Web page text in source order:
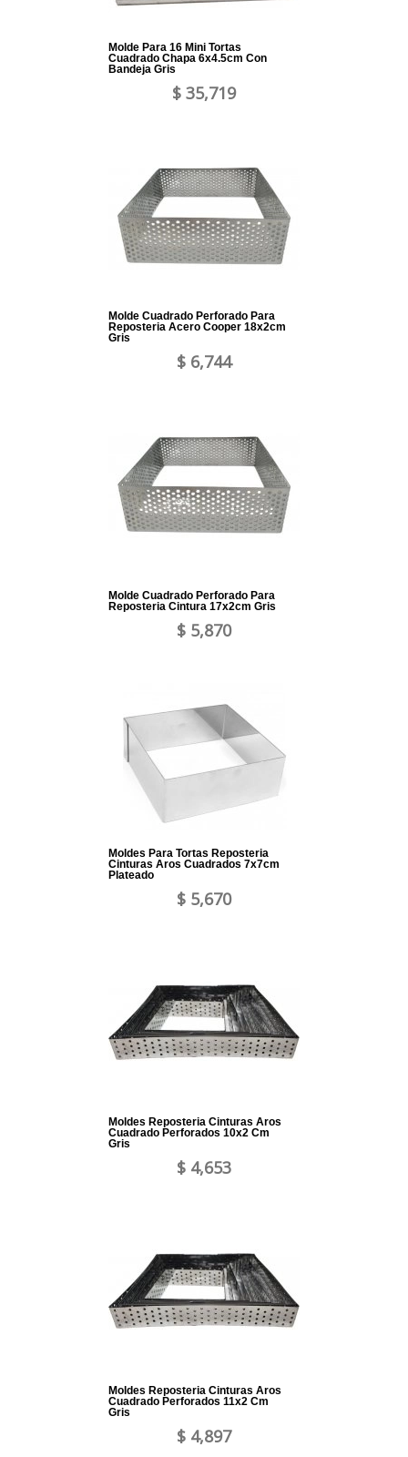
Molde Para 16 Mini Tortas
Cuadrado Chapa 6x4.5cm Con
Bandeja Gris
$ 35,719
Molde Cuadrado Perforado Para
Reposteria Acero Cooper 18x2cm
Gris
$ 6,744
Molde Cuadrado Perforado Para
Reposteria Cintura 17x2cm Gris
$ 5,870
Moldes Para Tortas Reposteria
Cinturas Aros Cuadrados 7x7cm
Plateado
$ 5,670
Moldes Reposteria Cinturas Aros
Cuadrado Perforados 10x2 Cm
Gris
$ 4,653
Moldes Reposteria Cinturas Aros
Cuadrado Perforados 11x2 Cm
Gris
$ 4,897